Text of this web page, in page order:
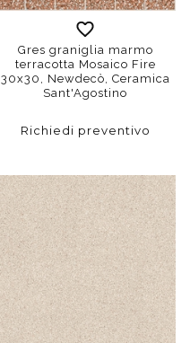
Gres graniglia marmo
terracotta Mosaico Fire
30x30, Newdecò, Ceramica
Sant'Agostino
Richiedi preventivo